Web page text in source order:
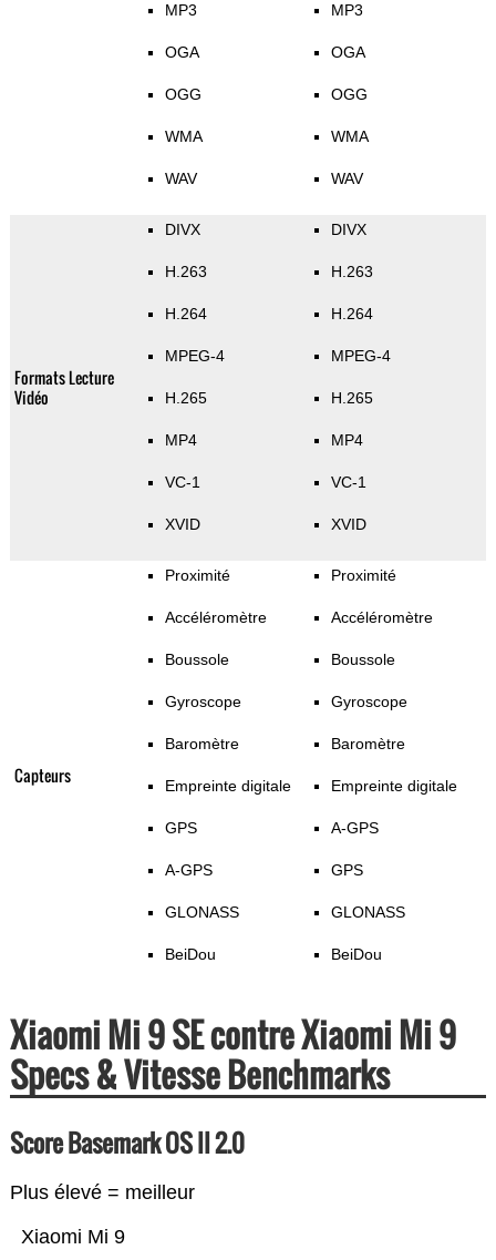
MP3
OGA
OGG
WMA
WAV
MP3
OGA
OGG
WMA
WAV
Formats Lecture
Vidéo
DIVX
H.263
H.264
MPEG-4
H.265
MP4
VC-1
XVID
DIVX
H.263
H.264
MPEG-4
H.265
MP4
VC-1
XVID
Capteurs
Proximité
Accéléromètre
Boussole
Gyroscope
Baromètre
Empreinte digitale
GPS
A-GPS
GLONASS
BeiDou
Proximité
Accéléromètre
Boussole
Gyroscope
Baromètre
Empreinte digitale
A-GPS
GPS
GLONASS
BeiDou
Xiaomi Mi 9 SE contre Xiaomi Mi 9
Specs & Vitesse Benchmarks
Score Basemark OS II 2.0
Plus élevé = meilleur
Xiaomi Mi 9